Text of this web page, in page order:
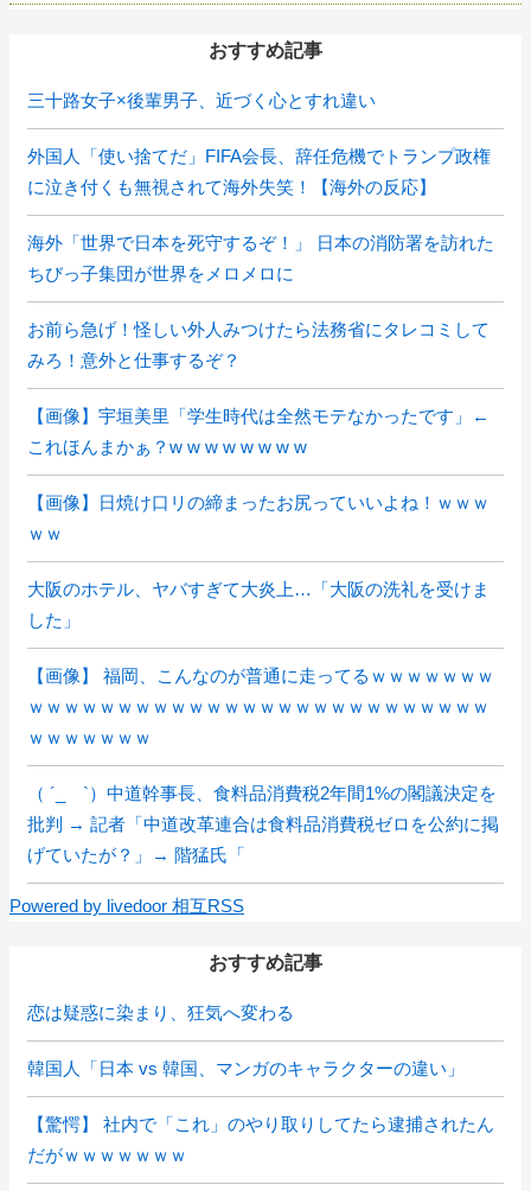
おすすめ記事
三十路女子×後輩男子、近づく心とすれ違い
外国人「使い捨てだ」FIFA会長、辞任危機でトランプ政権
に泣き付くも無視されて海外失笑！【海外の反応】
海外「世界で日本を死守するぞ！」 日本の消防署を訪れた
ちびっ子集団が世界をメロメロに
お前ら急げ！怪しい外人みつけたら法務省にタレコミして
みろ！意外と仕事するぞ？
【画像】宇垣美里「学生時代は全然モテなかったです」←
これほんまかぁ？w w w w w w w w
【画像】日焼け口リの締まったお尻っていいよね！ｗｗｗ
ｗｗ
大阪のホテル、ヤバすぎて大炎上…「大阪の洗礼を受けま
した」
【画像】 福岡、こんなのが普通に走ってるｗｗｗｗｗｗｗ
ｗｗｗｗｗｗｗｗｗｗｗｗｗｗｗｗｗｗｗｗｗｗｗｗｗｗ
ｗｗｗｗｗｗｗ
（ ´_ゝ`）中道幹事長、食料品消費税2年間1%の閣議決定を
批判 → 記者「中道改革連合は食料品消費税ゼロを公約に掲
げていたが？」→ 階猛氏「
Powered by livedoor 相互RSS
おすすめ記事
恋は疑惑に染まり、狂気へ変わる
韓国人「日本 vs 韓国、マンガのキャラクターの違い」
【驚愕】 社内で「これ」のやり取りしてたら逮捕されたん
だがｗｗｗｗｗｗｗ